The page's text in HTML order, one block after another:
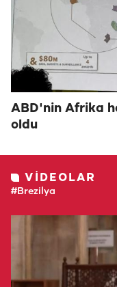
ABD'nin Afrika
oldu
VIDEOLAR
#Brezilya